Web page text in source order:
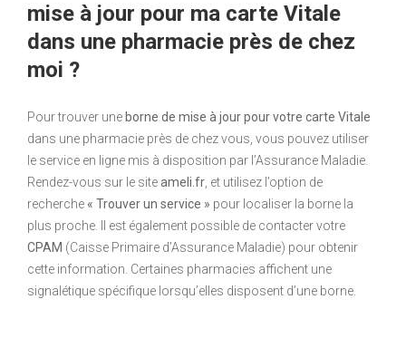
mise à jour pour ma carte Vitale
dans une pharmacie près de chez
moi ?
Pour trouver une borne de mise à jour pour votre carte Vitale
dans une pharmacie près de chez vous, vous pouvez utiliser
le service en ligne mis à disposition par l’Assurance Maladie.
Rendez-vous sur le siteameli.fr , et utilisez l’option de
recherche « Trouver un service » pour localiser la borne la
plus proche. Il est également possible de contacter votre
CPAM (Caisse Primaire d’Assurance Maladie) pour obtenir
cette information. Certaines pharmacies affichent une
signalétique spécifique lorsqu’elles disposent d’une borne.